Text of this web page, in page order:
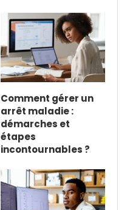
Comment gérer un
arrêt maladie :
démarches et
étapes
incontournables ?